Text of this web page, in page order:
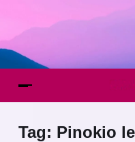
Tag: Pinokio